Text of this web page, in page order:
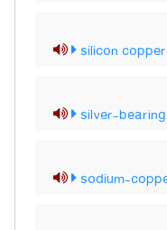
silicon copper
silver-
sodium-